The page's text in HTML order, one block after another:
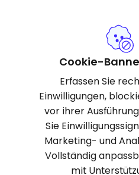
Cookie-
Erfassen Sie
Einwilligungen,
vor ihrer
Sie
Marketing- und
Vollständig
mit